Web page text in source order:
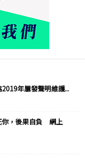
年屢發聲明維護...
你，後果自負 網上